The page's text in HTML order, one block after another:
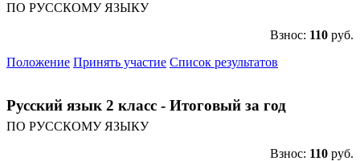
ПО РУССКОМУ ЯЗЫКУ
Взнос: 110 руб.
Положение Принять участие Список результатов
Русский язык 2 класс - Итоговый за год
ПО РУССКОМУ ЯЗЫКУ
Взнос: 110 руб.